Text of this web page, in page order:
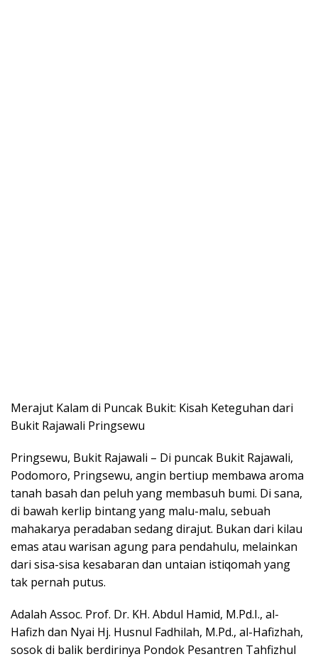
Merajut Kalam di Puncak Bukit: Kisah Keteguhan dari
Bukit Rajawali Pringsewu
Pringsewu, Bukit Rajawali – Di puncak Bukit Rajawali,
Podomoro, Pringsewu, angin bertiup membawa aroma
tanah basah dan peluh yang membasuh bumi. Di sana,
di bawah kerlip bintang yang malu-malu, sebuah
mahakarya peradaban sedang dirajut. Bukan dari kilau
emas atau warisan agung para pendahulu, melainkan
dari sisa-sisa kesabaran dan untaian istiqomah yang
tak pernah putus.
Adalah Assoc. Prof. Dr. KH. Abdul Hamid, M.Pd.I., al-
Hafizh dan Nyai Hj. Husnul Fadhilah, M.Pd., al-Hafizhah,
sosok di balik berdirinya Pondok Pesantren Tahfizhul